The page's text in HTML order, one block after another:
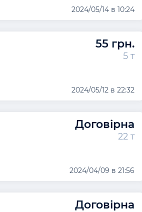
2024/05/14 в 10:24
55 грн.
5 т
2024/05/12 в 22:32
Договірна
22 т
2024/04/09 в 21:56
Договірна